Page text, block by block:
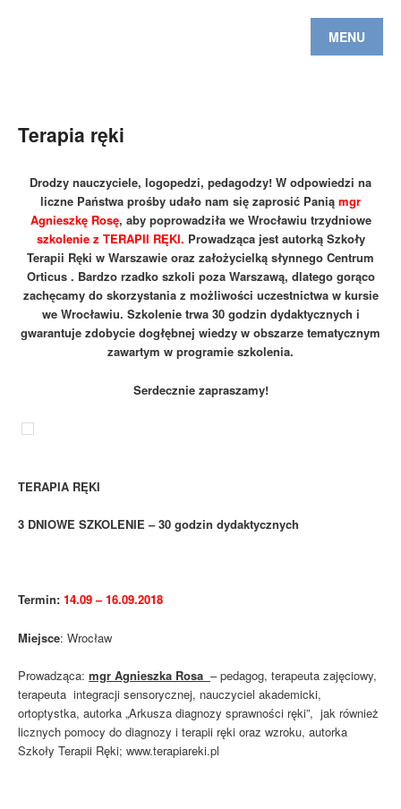
MENU
Terapia ręki
Drodzy nauczyciele, logopedzi, pedagodzy! W odpowiedzi na
liczne Państwa prośby udało nam się zaprosić Panią mgr
Agnieszkę Rosę, aby poprowadziła we Wrocławiu trzydniowe
szkolenie z TERAPII RĘKI. Prowadząca jest autorką Szkoły
Terapii Ręki w Warszawie oraz założycielką słynnego Centrum
Orticus . Bardzo rzadko szkoli poza Warszawą, dlatego gorąco
zachęcamy do skorzystania z możliwości uczestnictwa w kursie
we Wrocławiu. Szkolenie trwa 30 godzin dydaktycznych i
gwarantuje zdobycie dogłębnej wiedzy w obszarze tematycznym
zawartym w programie szkolenia.
Serdecznie zapraszamy!
TERAPIA RĘKI
3 DNIOWE SZKOLENIE – 30 godzin dydaktycznych
Termin: 14.09 – 16.09.2018
Miejsce: Wrocław
Prowadząca: mgr Agnieszka Rosa – pedagog, terapeuta zajęciowy,
terapeuta integracji sensorycznej, nauczyciel akademicki,
ortoptystka, autorka „Arkusza diagnozy sprawności ręki”, jak również
licznych pomocy do diagnozy i terapii ręki oraz wzroku, autorka
Szkoły Terapii Ręki; www.terapiareki.pl